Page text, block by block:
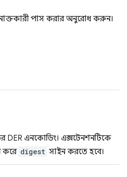
পাস করার অনুরোধ করুন।
DER এনকোডিং। এক্সটেনশনটিকে
করে digest সাইন করতে হবে।